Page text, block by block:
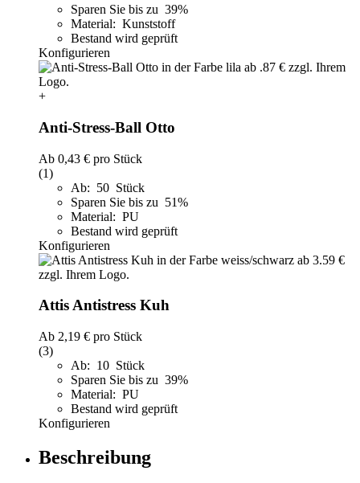
Sparen Sie bis zu 39%
Material: Kunststoff
Bestand wird geprüft
Konfigurieren
+
Anti-Stress-Ball Otto
Ab 0,43 € pro Stück
(1)
Ab: 50 Stück
Sparen Sie bis zu 51%
Material: PU
Bestand wird geprüft
Konfigurieren
Attis Antistress Kuh
Ab 2,19 € pro Stück
(3)
Ab: 10 Stück
Sparen Sie bis zu 39%
Material: PU
Bestand wird geprüft
Konfigurieren
Beschreibung